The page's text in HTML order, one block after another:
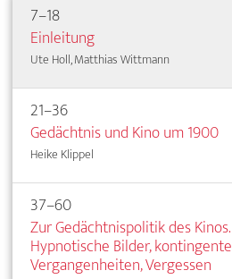
7–18
Einleitung
Ute Holl, Matthias Wittmann
21–36
Gedächtnis und Kino um 1900
Heike Klippel
37–60
Zur Gedächtnispolitik des Kinos.
Hypnotische Bilder, kontingente
Vergangenheiten, Vergessen